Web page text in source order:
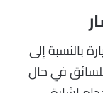
بالنسبة إلى
في حال